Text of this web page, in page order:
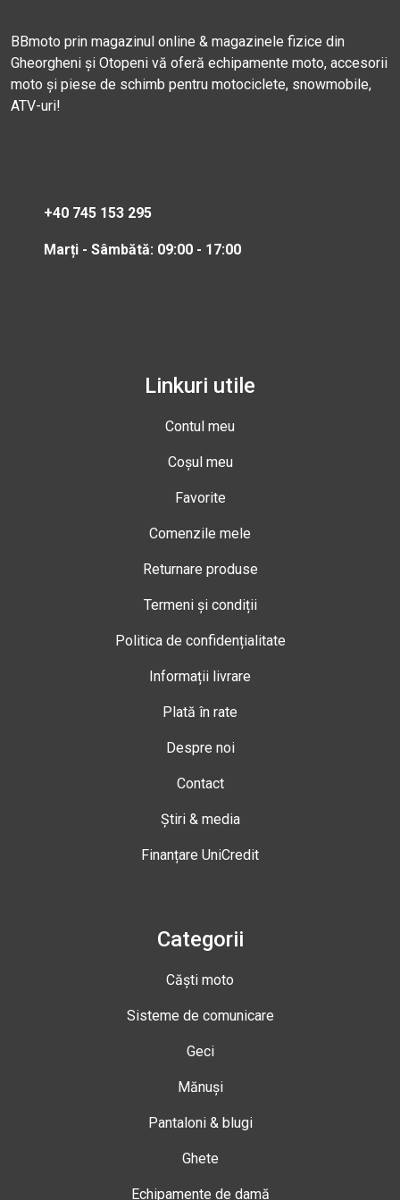
BBmoto prin magazinul online & magazinele fizice din
Gheorgheni și Otopeni vă oferă echipamente moto, accesorii
moto și piese de schimb pentru motociclete, snowmobile,
ATV-uri!
+40 745 153 295
Marți - Sâmbătă: 09:00 - 17:00
Linkuri utile
Contul meu
Coșul meu
Favorite
Comenzile mele
Returnare produse
Termeni și condiții
Politica de confidențialitate
Informații livrare
Plată în rate
Despre noi
Contact
Știri & media
Finanțare UniCredit
Categorii
Căști moto
Sisteme de comunicare
Geci
Mănuși
Pantaloni & blugi
Ghete
Echipamente de damă